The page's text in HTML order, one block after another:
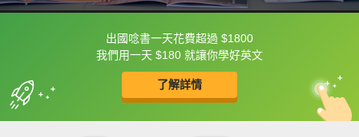
出國唸書一天花費超過 $1800
我們用一天 $180 就讓你學好英文
了解詳情
框選或點兩下字幕可以直接查字典喔！
收錄佳句 中
英